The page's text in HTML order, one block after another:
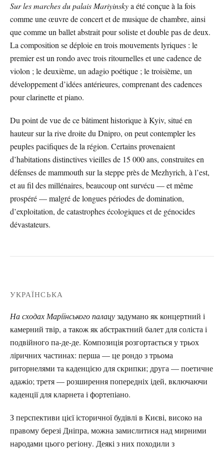
Sur les marches du palais Mariyinskya été conçue à la fois
comme une œuvre de concert et de musique de chambre, ainsi
que comme un ballet abstrait pour soliste et double pas de deux.
La composition se déploie en trois mouvements lyriques : le
premier est un rondo avec trois ritournelles et une cadence de
violon ; le deuxième, un adagio poétique ; le troisième, un
développement d’idées antérieures, comprenant des cadences
pour clarinette et piano.
Du point de vue de ce bâtiment historique à Kyiv, situé en
hauteur sur la rive droite du Dnipro, on peut contempler les
peuples pacifiques de la région. Certains provenaient
d’habitations distinctives vieilles de 15 000 ans, construites en
défenses de mammouth sur la steppe près de Mezhyrich, à l’est,
et au fil des millénaires, beaucoup ont survécu — et même
prospéré — malgré de longues périodes de domination,
d’exploitation, de catastrophes écologiques et de génocides
dévastateurs.
УКРАЇНСЬКА
На сходах Маріїнського палацузадумано як концертний і
камерний твір, а також як абстрактний балет для соліста і
подвійного па-де-де. Композиція розгортається у трьох
ліричних частинах: перша — це рондо з трьома
риторнелями та каденцією для скрипки; друга — поетичне
адажіо; третя — розширення попередніх ідей, включаючи
каденції для кларнета і фортепіано.
З перспективи цієї історичної будівлі в Києві, високо на
правому березі Дніпра, можна замислитися над мирними
народами цього регіону. Деякі з них походили з